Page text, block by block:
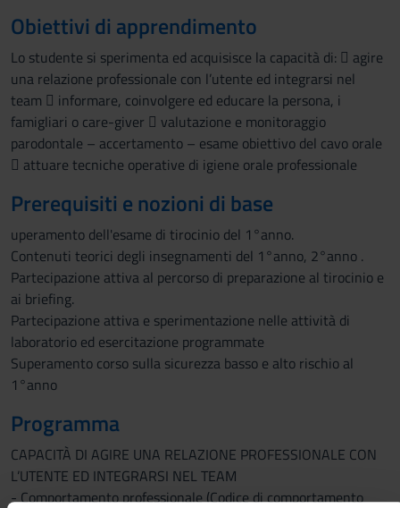
Obiettivi di apprendimento
Lo studente si sperimenta ed acquisisce la capacità di:  agire
una relazione professionale con l’utente ed integrarsi nel
team  informare, coinvolgere ed educare la persona, i
famigliari o care-giver  valutazione e monitoraggio
parodontale – accertamento – esame obiettivo del cavo orale
 attuare tecniche operative di igiene orale professionale
Prerequisiti e nozioni di base
uperamento dell'esame di tirocinio del 1°anno.
Contenuti teorici degli insegnamenti del 1°anno, 2°anno .
Partecipazione attiva al percorso di preparazione al tirocinio e
ai briefing.
Partecipazione attiva e sperimentazione nelle attività di
laboratorio ed esercitazione programmate
Superamento corso sulla sicurezza basso e alto rischio al
1°anno
Programma
CAPACITÀ DI AGIRE UNA RELAZIONE PROFESSIONALE CON
L’UTENTE ED INTEGRARSI NEL TEAM
- Comportamento professionale (Codice di comportamento